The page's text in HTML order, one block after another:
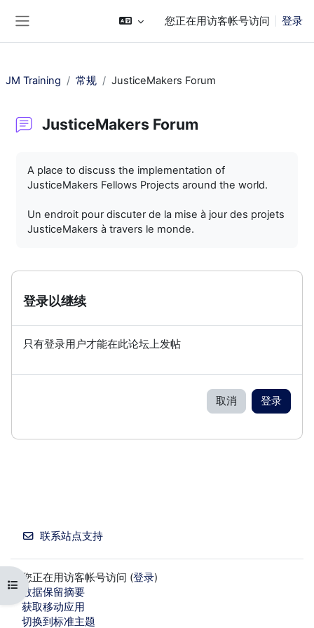
您正在用访客帐号访问 登录
打开课程索引
JM Training 常规 JusticeMakers Forum
JusticeMakers Forum
A place to discuss the implementation of
JusticeMakers Fellows Projects around the world.
Un endroit pour discuter de la mise à jour des projets
JusticeMakers à travers le monde.
登录以继续
只有登录用户才能在此论坛上发帖
取消 登录
联系站点支持
您正在用访客帐号访问 (登录)
‎数据保留摘要‎
获取移动应用
切换到标准主题